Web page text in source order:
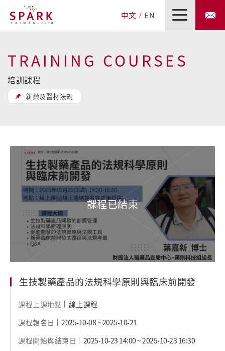
中文 EN
TRAINING COURSES
培訓課程
新藥及醫材法規
生技製藥產品的法規科學原則與臨床前開發
課程上課地點
線上課程
課程報名日
2025-10-08 ~ 2025-10-21
課程開始與結束日
2025-10-23 14:00 ~ 2025-10-23 16:30